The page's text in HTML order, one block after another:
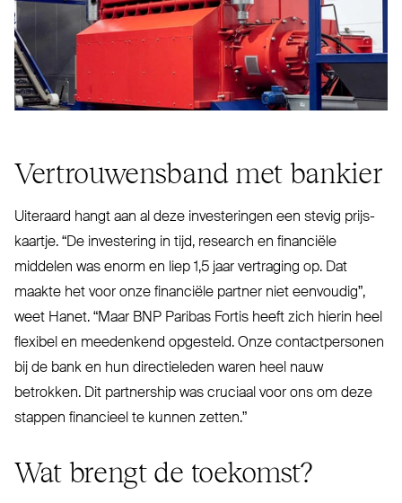
Ver­trou­wensband met bankier
Uiteraard hangt aan al deze inves­teringen een stevig prijs­
kaartje. “De investering in tijd, research en financiële
middelen was enorm en liep 1,5 jaar ver­traging op. Dat
maakte het voor onze financiële partner niet eenvoudig”,
weet Hanet. “Maar BNP Paribas Fortis heeft zich hierin heel
flexibel en mee­denkend opgesteld. Onze con­tact­personen
bij de bank en hun direc­tieleden waren heel nauw
betrokken. Dit part­nership was cruciaal voor ons om deze
stappen financieel te kunnen zetten.”
Wat brengt de toekomst?